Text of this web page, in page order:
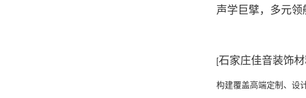
声学巨擘，多元
[石家庄佳音装饰
构建覆盖高端定制、设